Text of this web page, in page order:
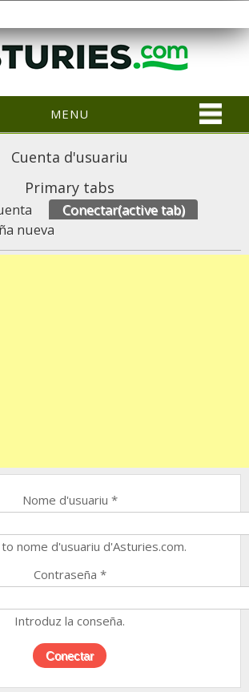
MENU
Cuenta d'usuariu
Primary tabs
Conectar(active tab)
nueva
Nome d'usuariu *
nome d'usuariu d'Asturies.com.
Contraseña *
Introduz la conseña.